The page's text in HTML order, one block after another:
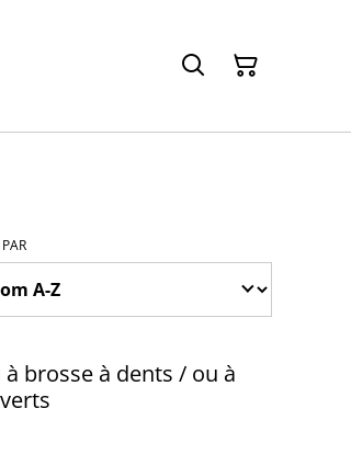
à brosse à dents / ou à